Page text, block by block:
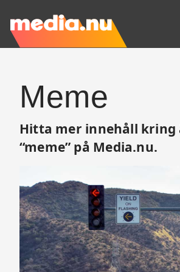
Meme
Hitta mer innehåll
“meme” på Media.nu.